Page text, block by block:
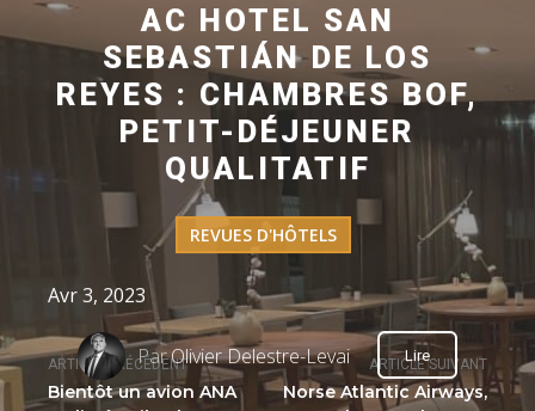
ARTICLE PRÉCÉDENT
Bientôt un avion ANA
ARTICLE SUIVANT
Norse Atlantic Airways,
AC HOTEL SAN
SEBASTIÁN DE LOS
REYES : CHAMBRES BOF,
PETIT-DÉJEUNER
QUALITATIF
REVUES D'HÔTELS
Avr 3, 2023
ParOlivier Delestre-Levai Lire